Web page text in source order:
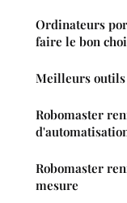
Ordinateurs
faire le bon
Meilleurs outils
Robomaster
Robomaster
mesure